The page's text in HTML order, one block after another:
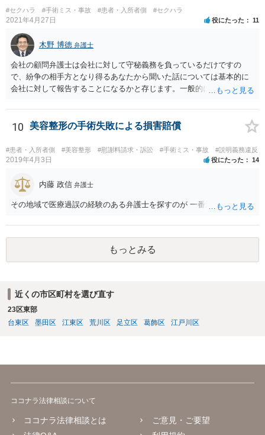
#セクハラ #手術ミス・事故 #患者・入所者側 #セクハラ
2021年4月27日 役にたった 11
木野 博徳 弁護士
会社の顧問弁護士は会社に対して守秘義務を負っているだけですの
で、紛争の相手方となり得るあなたから聞いた話については基本的に
会社に対して報告することになるかと存じます。一般的に弁護士かぎ
ってはあるかもしれませんが、相手方に誤解を与える可能性があり、
利益相反の問題が生じうるのでそういった要請は拒絶する場合が大半
でしょうし、とりわけ今回の状況において弁護士かぎりの話にしてほ
しいという要望を受け容れる弁護士はほとんどいないと思います。 会
社内の部署に相談した場合についても通常は会社内で情報共有が図ら
に相談した上で、事案の見通し等を示してもらい、訴訟するかどうか
を早急に決断された方が良いかと存じます。訴訟提起を選択される場
合は、通常、会社が隠蔽のため過去の記録を廃棄すること等を防ぐた
対応が必要になってくるかと存じます。
10 美容整形の手術失敗による損害賠償
#患者・入所者側 #美容整形 #慰謝料請求・訴訟 #手術ミス・事故 #説明義務違反
2019年4月3日 役にたった 14
内藤 政信 弁護士
その地域で医療過誤の経験のある弁護士を探すのが 一番近道だね。
もっとみる
近くの市区町村を選び直す
23区東部
台東区
墨田区 江東区 荒川区 足立区 葛飾区 江戸川区
ココナラ法律相談について
ココナラ法律相談とは
ご意見・ご要望